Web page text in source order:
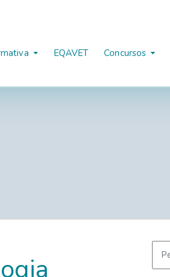
EQAVET Concursos